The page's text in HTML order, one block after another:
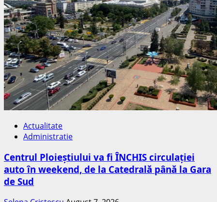
Actualitate
Administratie
Centrul Ploieștiului va fi ÎNCHIS circulației
auto în weekend, de la Catedrală până la Gara
de Sud